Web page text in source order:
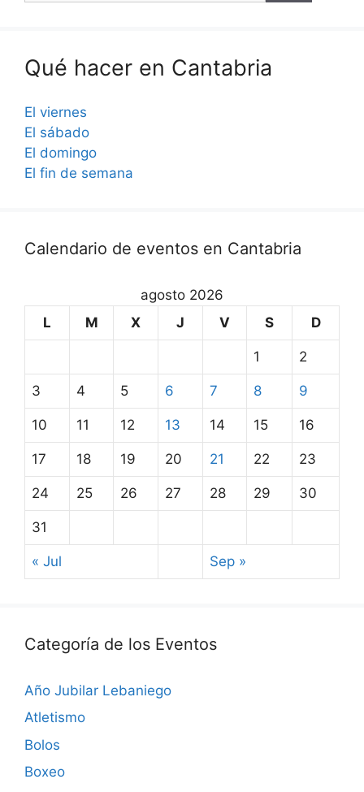
Qué hacer en Cantabria
El viernes
El sábado
El domingo
El fin de semana
Calendario de eventos en Cantabria
agosto 2026
L
M X J V S D
1 2
3 4 5 6 7 8 9
10 11 12 13 14 15 16
17 18 19 20 21 22 23
24 25 26 27 28 29 30
31
« Jul Sep »
Categoría de los Eventos
Año Jubilar Lebaniego
Atletismo
Bolos
Boxeo